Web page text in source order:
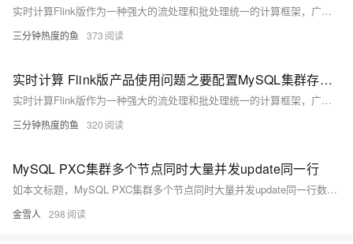
实时计算Flink版作为一种强大的流处理和批处理统一的计算框架，广泛应用于各种需要实时数据处理和分析的场景。实时计算Flink版通常结合SQL接口、DataStreamAPI、以及与上下游数据源和存储系统的丰富连接器，提供了一套全面的解决方案，以应对各种实时计算需求。其低延迟、高吞吐、容错性强的特点，使其成为众多企业和组织实时数据处理首选的技术平台。以下是实时计算Flink版的一些典型使用合集。
三分钟热度的鱼 373
实时计算 Flink版产品使用问题之要配置MySQL集群存储节点，该如何配置
实时计算Flink版作为一种强大的流处理和批处理统一的计算框架，广泛应用于各种需要实时数据处理和分析的场景。实时计算Flink版通常结合SQL接口、DataStream API、以及与上下游数据源和存储系统的丰富连接器，提供了一套全面的解决方案，以应对各种实时计算需求。其低延迟、高吞吐、容错性强的特点，使其成为众多企业和组织实时数据处理首选的技术平台。以下是实时计算Flink版的一些典型使用合集。
三分钟热度的鱼 320
MySQL PXC集群多个节点同时大量并发update同一行
如本文标题，MySQL PXC集群多个节点同时大量并发update同一行数据，会怎样？ 为此，本人做了一个测试，来验证到底会怎样！
金雪人 298